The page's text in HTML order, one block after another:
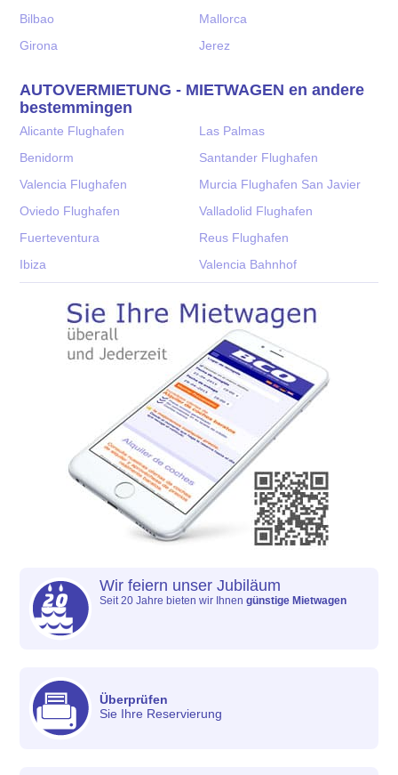
Bilbao
Mallorca
Girona
Jerez
AUTOVERMIETUNG - MIETWAGEN en andere
bestemmingen
Alicante Flughafen
Las Palmas
Benidorm
Santander Flughafen
Valencia Flughafen
Murcia Flughafen San Javier
Oviedo Flughafen
Valladolid Flughafen
Fuerteventura
Reus Flughafen
Ibiza
Valencia Bahnhof
Wir feiern unser Jubiläum
Seit 20 Jahre bieten wir Ihnengünstige Mietwagen
Überprüfen
Sie Ihre Reservierung